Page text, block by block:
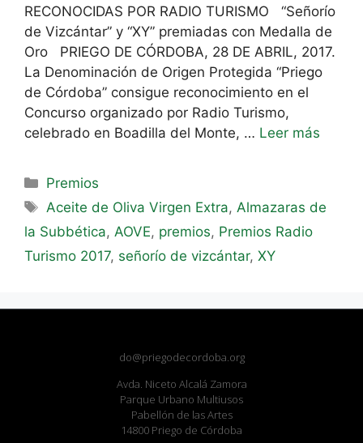
RECONOCIDAS POR RADIO TURISMO “Señorío
de Vizcántar” y “XY” premiadas con Medalla de
Oro PRIEGO DE CÓRDOBA, 28 DE ABRIL, 2017.
La Denominación de Origen Protegida “Priego
de Córdoba” consigue reconocimiento en el
Concurso organizado por Radio Turismo,
celebrado en Boadilla del Monte, … Leer más
Premios
Aceite de Oliva Virgen Extra,Almazaras de
la Subbética, AOVE, premios, Premios Radio
Turismo 2017, señorío de vizcántar, XY
do@priegodecordoba.org
Avda. Niceto Alcalá Zamora
Parque Urbano Multiusos
Pabellón de las Artes
14800 Priego de Córdoba